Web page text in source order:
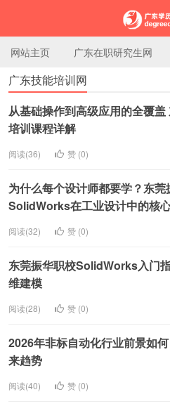
广东学历
网站主页 广东在职研究生网
广东技能培训网
从基础操作到高级应用的全覆
培训课程详解
阅读(36) 赞 (0)
为什么每个设计师都要学？东
SolidWorks在工业设计中的核
阅读(32) 赞 (0)
东莞振华职校SolidWorks入门
维建模
阅读(28) 赞 (0)
2026年非标自动化行业前景如
来趋势
阅读(40) 赞 (0)